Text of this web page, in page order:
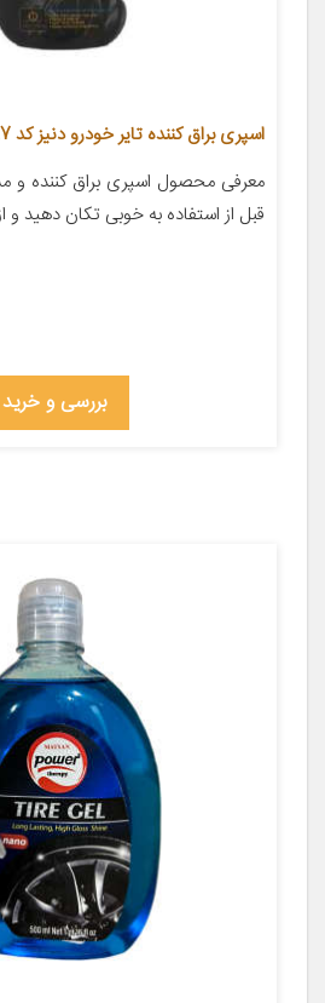
اسپری براق کننده تایر خودرو دنیز کد 87 وزن 500 گرم
معرفی محصول اسپری براق کننده و
قبل از استفاده به خوبی تکان دهید و
بررسی و خرید